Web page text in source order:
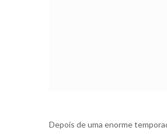
Depois de uma enorme